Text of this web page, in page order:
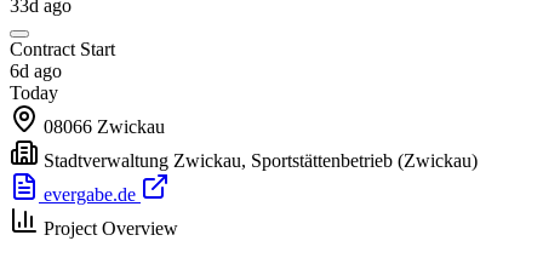
33d ago
Contract Start
6d ago
Today
08066 Zwickau
Stadtverwaltung Zwickau, Sportstättenbetrieb (Zwickau)
evergabe.de
Project Overview